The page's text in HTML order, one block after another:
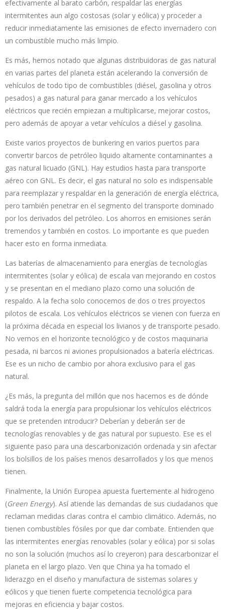
efectivamente al barato carbón, respaldar las energías
intermitentes aun algo costosas (solar y eólica) y proceder a
reducir inmediatamente las emisiones de efecto invernadero con
un combustible mucho más limpio.
Es más, hemos notado que algunas distribuidoras de gas natural
en varias partes del planeta están acelerando la conversión de
vehículos de todo tipo de combustibles (diésel, gasolina y otros
pesados) a gas natural para ganar mercado a los vehículos
eléctricos que recién empiezan a multiplicarse, mejorar costos,
pero además de apoyar a vetar vehículos a diésel y gasolina.
Existe varios proyectos de bunkering en varios puertos para
convertir barcos de petróleo liquido altamente contaminantes a
gas natural licuado (GNL). Hay estudios hasta para transporte
aéreo con GNL. Es decir, el gas natural no solo es indispensable
para reemplazar y respaldar en la generación de energía eléctrica,
pero también penetrar en el segmento del transporte dominado
por los derivados del petróleo. Los ahorros en emisiones serán
tremendos y también en costos. Lo importante es que pueden
hacer esto en forma inmediata.
Las baterías de almacenamiento para energías de tecnologías
intermitentes (solar y eólica) de escala van mejorando en costos
y se presentan en el mediano plazo como una solución de
respaldo. A la fecha solo conocemos de dos o tres proyectos
pilotos de escala. Los vehículos eléctricos se vienen con fuerza en
la próxima década en especial los livianos y de transporte pesado.
No vemos en el horizonte tecnológico y de costos maquinaria
pesada, ni barcos ni aviones propulsionados a batería eléctricas.
Ese es un nicho de cambio por ahora exclusivo para el gas
natural.
¿Es más, la pregunta del millón que nos hacemos es de dónde
saldrá toda la energía para propulsionar los vehículos eléctricos
que se pretenden introducir? Deberían y deberán ser de
tecnologías renovables y de gas natural por supuesto. Ese es el
siguiente paso para una descarbonización ordenada y sin afectar
los bolsillos de los países menos desarrollados y los que menos
tienen.
Finalmente, la Unión Europea apuesta fuertemente al hidrogeno
(Green Energy). Así atiende las demandas de sus ciudadanos que
reclaman medidas claras contra el cambio climático. Además, no
tienen combustibles fósiles por que dar combate. Entienden que
las intermitentes energías renovables (solar y eólica) por si solas
no son la solución (muchos así lo creyeron) para descarbonizar el
planeta en el largo plazo. Ven que China ya ha tomado el
liderazgo en el diseño y manufactura de sistemas solares y
eólicos y que tienen fuerte competencia tecnológica para
mejoras en eficiencia y bajar costos.